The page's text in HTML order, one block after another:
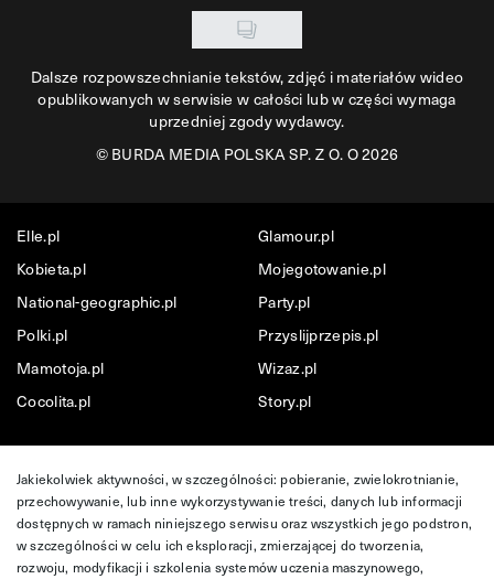
Dalsze rozpowszechnianie tekstów, zdjęć i materiałów wideo
opublikowanych w serwisie w całości lub w części wymaga
uprzedniej zgody wydawcy.
©BURDA MEDIA POLSKA SP. Z O. O 2026
Elle.pl
Glamour.pl
Kobieta.pl
Mojegotowanie.pl
National-geographic.pl
Party.pl
Polki.pl
Przyslijprzepis.pl
Mamotoja.pl
Wizaz.pl
Cocolita.pl
Story.pl
Jakiekolwiek aktywności, w szczególności: pobieranie, zwielokrotnianie,
przechowywanie, lub inne wykorzystywanie treści, danych lub informacji
dostępnych w ramach niniejszego serwisu oraz wszystkich jego podstron,
w szczególności w celu ich eksploracji, zmierzającej do tworzenia,
rozwoju, modyfikacji i szkolenia systemów uczenia maszynowego,